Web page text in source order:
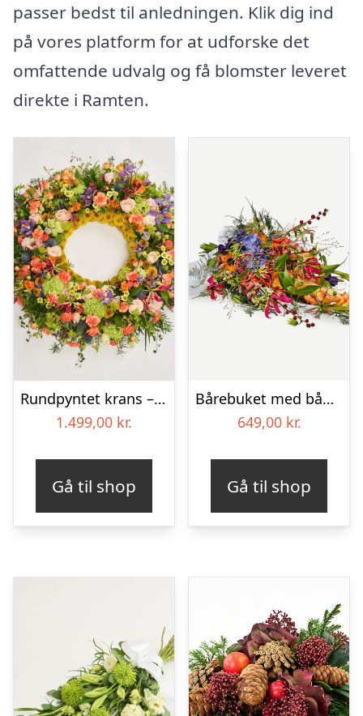
passer bedst til anledningen. Klik dig ind
på vores platform for at udforske det
omfattende udvalg og få blomster leveret
direkte i Ramten.
Rundpyntet krans – Et farverigt farvel
1.499,00 kr.
Gå til shop
Bårebuket med bånd – Et farverigt farvel
649,00 kr.
Gå til shop